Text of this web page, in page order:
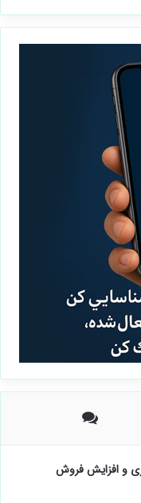
و افزایش فروش